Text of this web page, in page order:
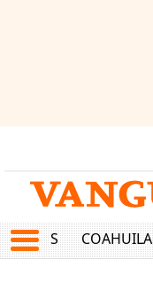
JUEGOS COAHUILA